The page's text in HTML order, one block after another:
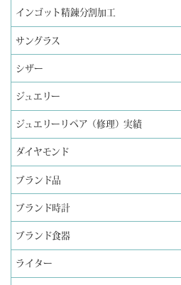
インゴット精錬分割加工
サングラス
シザー
ジュエリー
ジュエリーリペア（修理）実績
ダイヤモンド
ブランド品
ブランド時計
ブランド食器
ライター